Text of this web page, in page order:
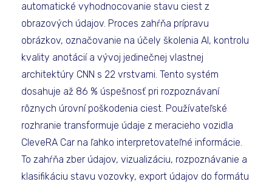
automatické vyhodnocovanie stavu ciest z
obrazových údajov. Proces zahŕňa prípravu
obrázkov, označovanie na účely školenia AI, kontrolu
kvality anotácií a vývoj jedinečnej vlastnej
architektúry CNN s 22 vrstvami. Tento systém
dosahuje až 86 % úspešnosť pri rozpoznávaní
rôznych úrovní poškodenia ciest. Používateľské
rozhranie transformuje údaje z meracieho vozidla
CleveRA Car na ľahko interpretovateľné informácie.
To zahŕňa zber údajov, vizualizáciu, rozpoznávanie a
klasifikáciu stavu vozovky, export údajov do formátu